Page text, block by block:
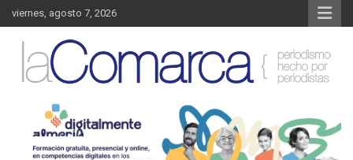
Saltar
al
contenido
viernes, agosto 7, 2026
La Comarca – Noticias del
Almanzora
Almanzora y sus localidades.